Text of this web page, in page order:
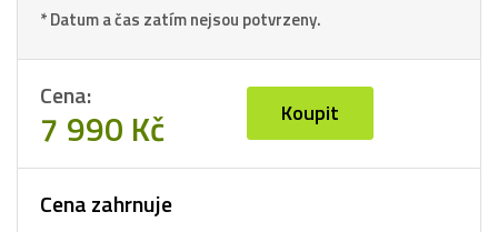
* Datum a čas zatím nejsou potvrzeny.
Cena:
7 990 Kč Koupit
Cena zahrnuje